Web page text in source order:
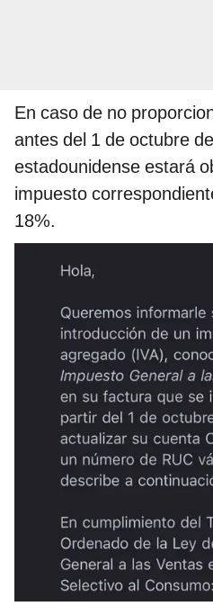
En caso de no
antes del 1 de octubre
estadounidense estará
impuesto
18%.